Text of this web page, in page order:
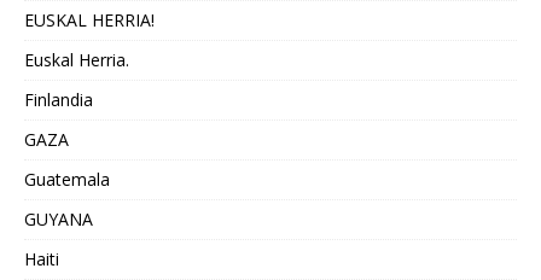
EUSKAL HERRIA!
Euskal Herria.
Finlandia
GAZA
Guatemala
GUYANA
Haiti